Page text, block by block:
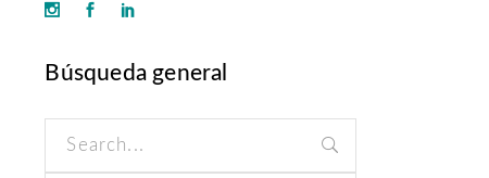
Búsqueda general